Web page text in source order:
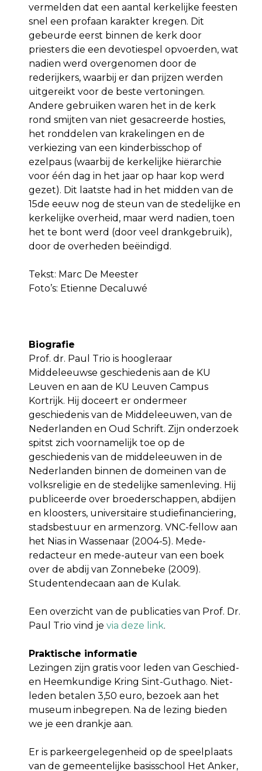
vermelden dat een aantal kerkelijke feesten
snel een profaan karakter kregen. Dit
gebeurde eerst binnen de kerk door
priesters die een devotiespel opvoerden, wat
nadien werd overgenomen door de
rederijkers, waarbij er dan prijzen werden
uitgereikt voor de beste vertoningen.
Andere gebruiken waren het in de kerk
rond smijten van niet gesacreerde hosties,
het ronddelen van krakelingen en de
verkiezing van een kinderbisschop of
ezelpaus (waarbij de kerkelijke hiërarchie
voor één dag in het jaar op haar kop werd
gezet). Dit laatste had in het midden van de
15de eeuw nog de steun van de stedelijke en
kerkelijke overheid, maar werd nadien, toen
het te bont werd (door veel drankgebruik),
door de overheden beëindigd.
Tekst: Marc De Meester
Foto’s: Etienne Decaluwé
Biografie
Prof. dr. Paul Trio is hoogleraar
Middeleeuwse geschiedenis aan de KU
Leuven en aan de KU Leuven Campus
Kortrijk. Hij doceert er ondermeer
geschiedenis van de Middeleeuwen, van de
Nederlanden en Oud Schrift. Zijn onderzoek
spitst zich voornamelijk toe op de
geschiedenis van de middeleeuwen in de
Nederlanden binnen de domeinen van de
volksreligie en de stedelijke samenleving. Hij
publiceerde over broederschappen, abdijen
en kloosters, universitaire studiefinanciering,
stadsbestuur en armenzorg. VNC-fellow aan
het Nias in Wassenaar (2004-5). Mede-
redacteur en mede-auteur van een boek
over de abdij van Zonnebeke (2009).
Studentendecaan aan de Kulak.
Een overzicht van de publicaties van Prof. Dr.
Paul Trio vind je via deze link.
Praktische informatie
Lezingen zijn gratis voor leden van Geschied-
en Heemkundige Kring Sint-Guthago. Niet-
leden betalen 3,50 euro, bezoek aan het
museum inbegrepen. Na de lezing bieden
we je een drankje aan.
Er is parkeergelegenheid op de speelplaats
van de gemeentelijke basisschool Het Anker,